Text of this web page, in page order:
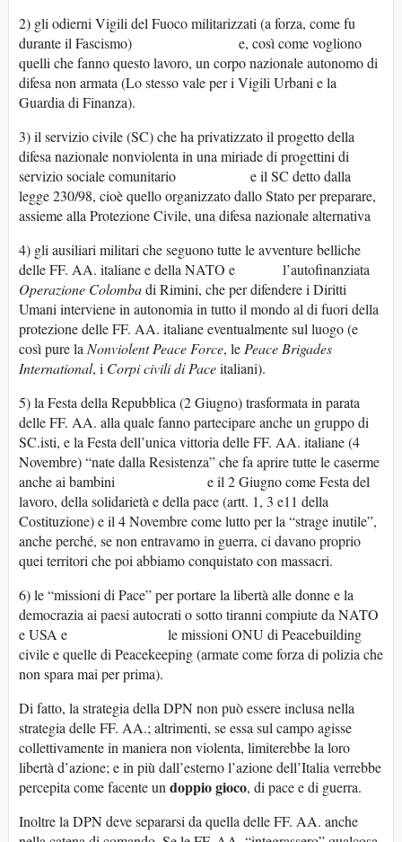
2) gli odierni Vigili del Fuoco militarizzati (a forza, come fu
durante il Fascismo) e, così come vogliono
quelli che fanno questo lavoro, un corpo nazionale autonomo di
difesa non armata (Lo stesso vale per i Vigili Urbani e la
Guardia di Finanza).
3) il servizio civile (SC) che ha privatizzato il progetto della
difesa nazionale nonviolenta in una miriade di progettini di
servizio sociale comunitario e il SC detto dalla
legge 230/98, cioè quello organizzato dallo Stato per preparare,
assieme alla Protezione Civile, una difesa nazionale alternativa
4) gli ausiliari militari che seguono tutte le avventure belliche
delle FF. AA. italiane e della NATO e l’autofinanziata
Operazione Colombadi Rimini, che per difendere i Diritti
Umani interviene in autonomia in tutto il mondo al di fuori della
protezione delle FF. AA. italiane eventualmente sul luogo (e
così pure laNonviolent Peace Force, lePeace Brigades
International, i Corpi civili di Paceitaliani).
5) la Festa della Repubblica (2 Giugno) trasformata in parata
delle FF. AA. alla quale fanno partecipare anche un gruppo di
SC.isti, e la Festa dell’unica vittoria delle FF. AA. italiane (4
Novembre) “nate dalla Resistenza” che fa aprire tutte le caserme
anche ai bambini e il 2 Giugno come Festa del
lavoro, della solidarietà e della pace (artt. 1, 3 e11 della
Costituzione) e il 4 Novembre come lutto per la “strage inutile”,
anche perché, se non entravamo in guerra, ci davano proprio
quei territori che poi abbiamo conquistato con massacri.
6) le “missioni di Pace” per portare la libertà alle donne e la
democrazia ai paesi autocrati o sotto tiranni compiute da NATO
e USA e le missioni ONU di Peacebuilding
civile e quelle di Peacekeeping (armate come forza di polizia che
non spara mai per prima).
Di fatto, la strategia della DPN non può essere inclusa nella
strategia delle FF. AA.; altrimenti, se essa sul campo agisse
collettivamente in maniera non violenta, limiterebbe la loro
libertà d’azione; e in più dall’esterno l’azione dell’Italia verrebbe
percepita come facente undoppio gioco, di pace e di guerra.
Inoltre la DPN deve separarsi da quella delle FF. AA. anche